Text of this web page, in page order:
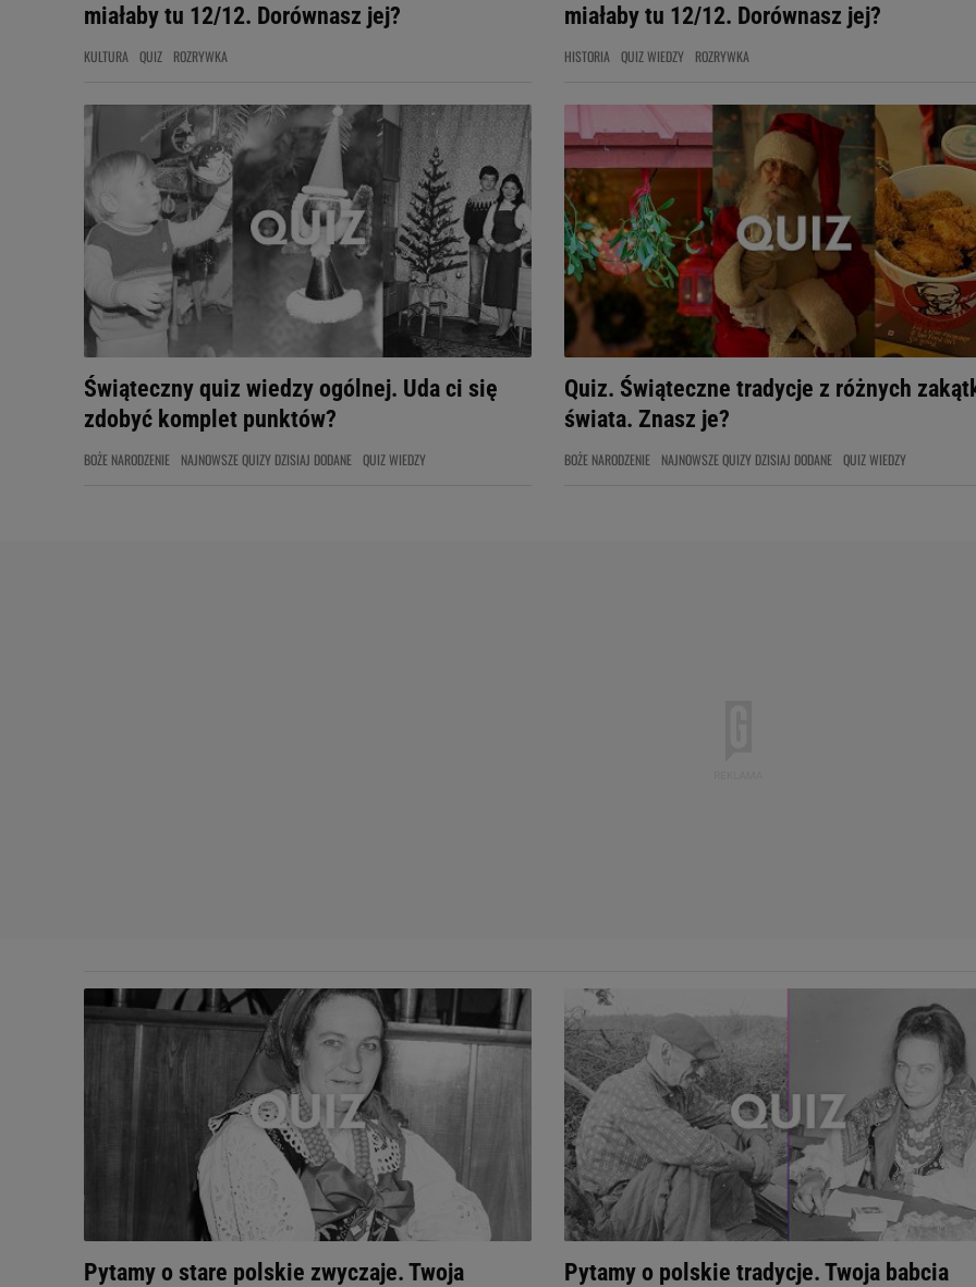
miałaby tu 12/12. Dorównasz jej?
KULTURA QUIZ ROZRYWKA
miałaby tu 12/12. Dorównasz jej?
HISTORIA QUIZ WIEDZY ROZRYWKA
Świąteczny quiz wiedzy ogólnej. Uda ci się
zdobyć komplet punktów?
BOŻE NARODZENIE NAJNOWSZE QUIZY DZISIAJ DODANE QUIZ WIEDZY
Quiz. Świąteczne tradycje z różnych
świata. Znasz je?
BOŻE NARODZENIE NAJNOWSZE QUIZY DZISIAJ DODANE QUIZ WIEDZY
Pytamy o stare polskie zwyczaje. Twoja Pytamy o polskie tradycje. Twoja babcia